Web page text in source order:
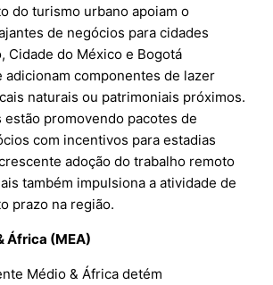
do turismo urbano apoiam o
de negócios para cidades
Cidade do México e Bogotá
componentes de lazer
naturais ou patrimoniais próximos.
estão promovendo pacotes de
com incentivos para estadias
adoção do trabalho remoto
também impulsiona a atividade de
prazo na região.
África (MEA)
Médio & África detém